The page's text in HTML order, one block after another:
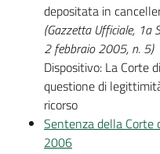
depositata in
(Gazzetta Ufficiale, 1a
2 febbraio 2005, n. 5)
Dispositivo: La Corte
questione di
ricorso
Sentenza della Corte
2006